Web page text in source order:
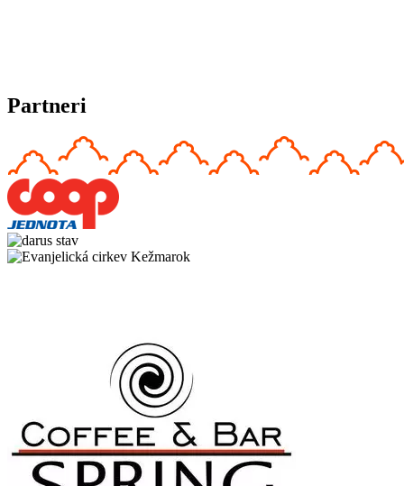
Partneri